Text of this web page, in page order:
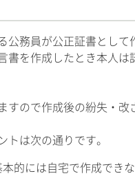
公務員が公正証書とし
書を作成したとき本人
すので作成後の紛失・改
は次の通りです。
的には自宅で作成できな